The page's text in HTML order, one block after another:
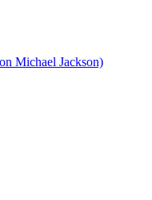
Michael Jackson)